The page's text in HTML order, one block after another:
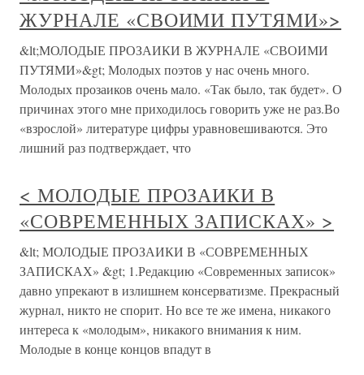
ЖУРНАЛЕ «СВОИМИ ПУТЯМИ»>
&lt;МОЛОДЫЕ ПРОЗАИКИ В ЖУРНАЛЕ «СВОИМИ
ПУТЯМИ»&gt; Молодых поэтов у нас очень много.
Молодых прозаиков очень мало. «Так было, так будет». О
причинах этого мне приходилось говорить уже не раз.Во
«взрослой» литературе цифры уравновешиваются. Это
лишний раз подтверждает, что
< МОЛОДЫЕ ПРОЗАИКИ В
«СОВРЕМЕННЫХ ЗАПИСКАХ» >
&lt; МОЛОДЫЕ ПРОЗАИКИ В «СОВРЕМЕННЫХ
ЗАПИСКАХ» &gt; 1.Редакцию «Современных записок»
давно упрекают в излишнем консерватизме. Прекрасный
журнал, никто не спорит. Но все те же имена, никакого
интереса к «молодым», никакого внимания к ним.
Молодые в конце концов впадут в